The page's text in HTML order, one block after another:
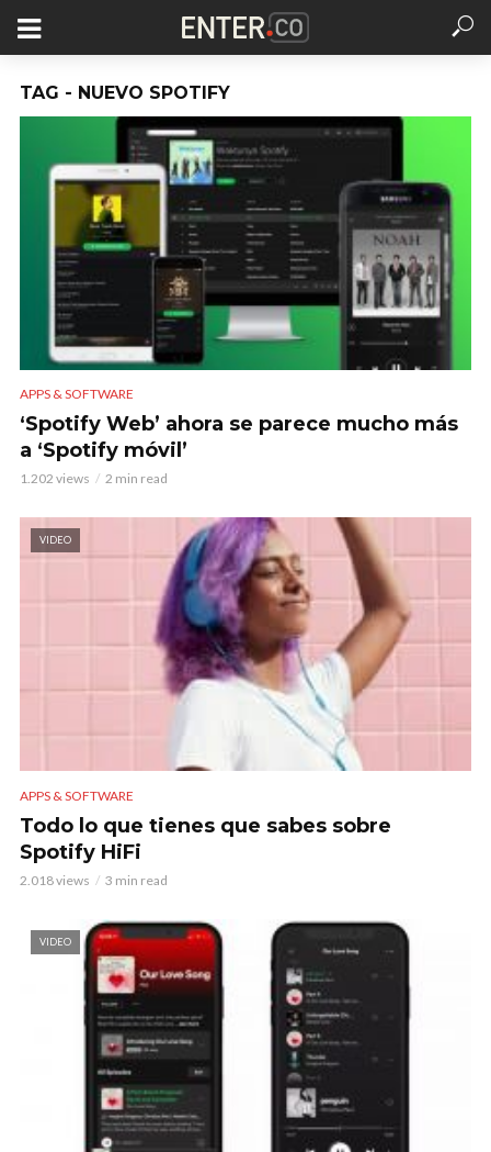
TAG - NUEVO SPOTIFY
APPS & SOFTWARE
‘Spotify Web’ ahora se parece mucho más
a ‘Spotify móvil’
1.202 views 2 min read
VIDEO
APPS & SOFTWARE
Todo lo que tienes que sabes sobre
Spotify HiFi
2.018 views 3 min read
VIDEO